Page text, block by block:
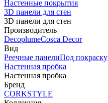
Настенные покрытия
3D панели для стен
3D панели для стен
Производитель
DecoplumeCosca Decor
Вид
Реечные панелиПод покраску
Настенная пробка
Настенная пробка
Бренд
CORKSTYLE